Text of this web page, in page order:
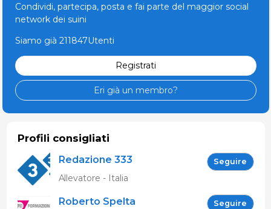
Condividi, partecipa, posta e fai parte del maggior social
network dei suini
Siamo già 211847Utenti
Registrati
Eri già un membro?
Profili consigliati
Redazione 333 Seguire
Allevatore - Italia
Roberto Spelta Seguire